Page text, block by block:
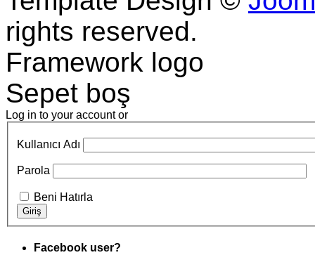
rights reserved.
Framework logo
Sepet boş
Log in to your account or
Kullanıcı Adı
Parola
Beni Hatırla
Facebook user?